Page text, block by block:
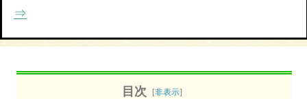
⇒
目次 [非表示]